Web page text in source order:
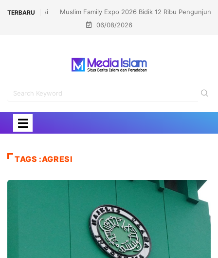
TERBARU
Muslim Family Expo 2026 Bidik 12 Ribu Pengunjung,
Hadirkan Bazar Halal hingga Kajian Nasional
06/08/2026
TAGS :AGRESI